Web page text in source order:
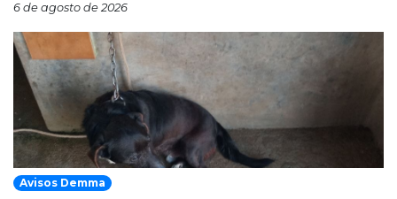
6 de agosto de 2026
Avisos Demma